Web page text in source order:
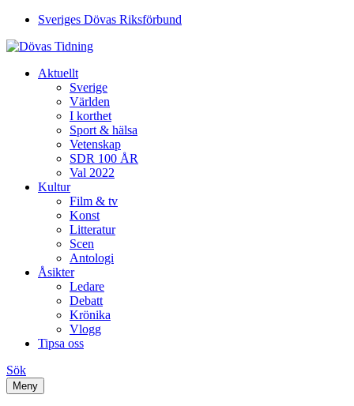
Sveriges Dövas Riksförbund
Aktuellt
Sverige
Världen
I korthet
Sport & hälsa
Vetenskap
SDR 100 ÅR
Val 2022
Kultur
Film & tv
Konst
Litteratur
Scen
Antologi
Åsikter
Ledare
Debatt
Krönika
Vlogg
Tipsa oss
Sök
Meny